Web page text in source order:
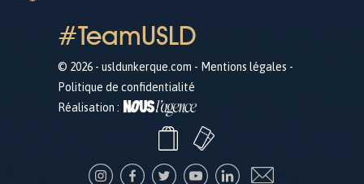
#TeamUSLD
© 2026 - usldunkerque.com - Mentions légales -
Politique de confidentialité
Réalisation :